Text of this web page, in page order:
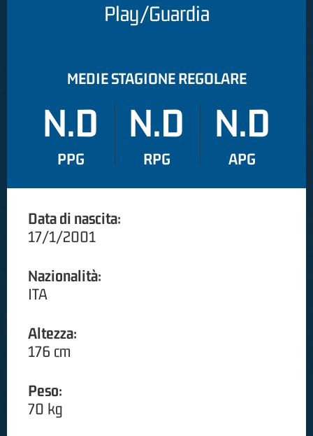
Play/Guardia
MEDIE STAGIONE REGOLARE
N.D
PPG
N.D
RPG
N.D
APG
Data di nascita:
17/1/2001
Nazionalità:
ITA
Altezza:
176 cm
Peso:
70 kg